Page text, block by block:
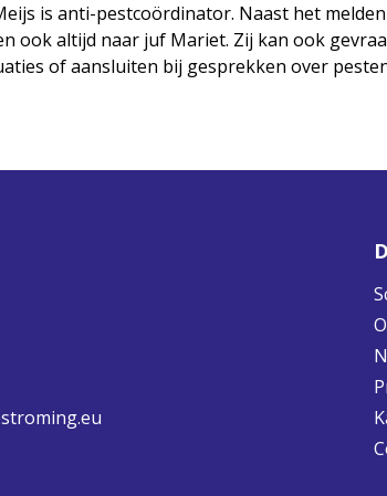
is anti-pestcoördinator. Naast het
ook altijd naar juf Mariet. Zij kan ook
of aansluiten bij gesprekken over